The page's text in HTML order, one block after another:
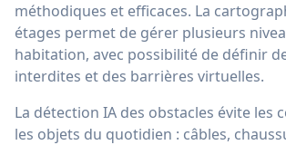
méthodiques et efficaces. La
étages permet de gérer plusieurs
habitation, avec possibilité de définir
interdites et des barrières virtuelles.
La détection IA des obstacles évite les
les objets du quotidien : câbles,